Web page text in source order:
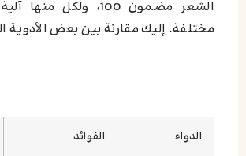
الشعر مضمون 100، ولكل
مختلفة. إليك مقارنة بين بعض الأدوية
الدواء الفوائد